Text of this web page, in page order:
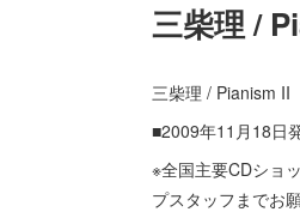
三柴理 /
三柴理 / Pianism II
■2009年11月18日
※全国主要CDショ
プスタッフまでお